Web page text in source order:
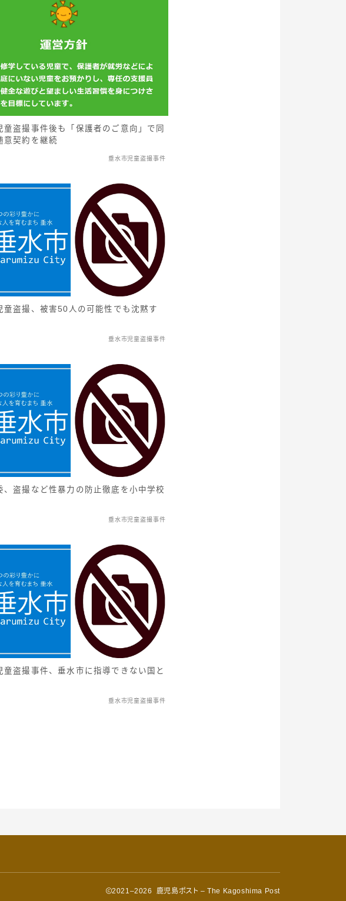
童盗撮事件後も「保護者のご意向」で同
意契約を継続
垂水市児童盗撮事件
童盗撮、被害50人の可能性でも沈黙す
垂水市児童盗撮事件
、盗撮など性暴力の防止徹底を小中学校
垂水市児童盗撮事件
童盗撮事件、垂水市に指導できない国と
垂水市児童盗撮事件
2021–2026 鹿児島ポスト – The Kagoshima Post